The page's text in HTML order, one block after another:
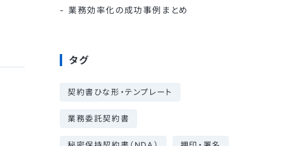
業務効率化の成功事例まとめ
タグ
契約書ひな形・テンプレート
業務委託契約書